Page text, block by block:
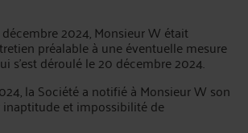
2024, Monsieur W était
préalable à une éventuelle mesure
s'est déroulé le 20 décembre 2024.
la Société a notifié à Monsieur W son
et impossibilité de